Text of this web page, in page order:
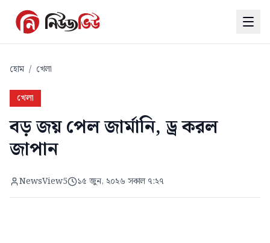
হোম / খেলা
খেলা
বড় জয় পেল জার্মানি, ড্র করল
জাপান
NewsView5 ১৫ জুন, ২০২৬ সকাল ৭:২৭